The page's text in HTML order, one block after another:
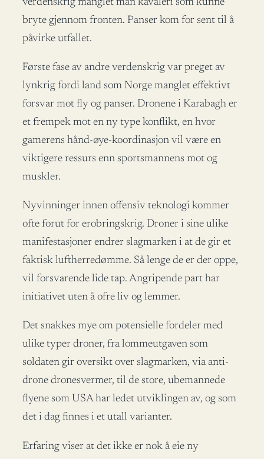
verdenskrig manglet man kavaleri som kunne
bryte gjennom fronten. Panser kom for sent til å
påvirke utfallet.
Første fase av andre verdenskrig var preget av
lynkrig fordi land som Norge manglet effektivt
forsvar mot fly og panser. Dronene i Karabagh er
et frempek mot en ny type konflikt, en hvor
gamerens hånd-øye-koordinasjon vil være en
viktigere ressurs enn sportsmannens mot og
muskler.
Nyvinninger innen offensiv teknologi kommer
ofte forut for erobringskrig. Droner i sine ulike
manifestasjoner endrer slagmarken i at de gir et
faktisk luftherredømme. Så lenge de er der oppe,
vil forsvarende lide tap. Angripende part har
initiativet uten å ofre liv og lemmer.
Det snakkes mye om potensielle fordeler med
ulike typer droner, fra lommeutgaven som
soldaten gir oversikt over slagmarken, via anti-
drone dronesvermer, til de store, ubemannede
flyene som USA har ledet utviklingen av, og som
det i dag finnes i et utall varianter.
Erfaring viser at det ikke er nok å eie ny